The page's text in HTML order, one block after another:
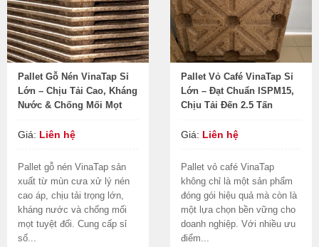
Pallet Gỗ Nén VinaTap Sỉ
Lớn – Chịu Tải Cao, Kháng
Nước & Chống Mối Mọt
Giá: Liên hệ
Pallet gỗ nén VinaTap sản
xuất từ mùn cưa xử lý nén
cao áp, chịu tải trọng lớn,
kháng nước và chống mối
mọt tuyệt đối. Cung cấp sỉ
số...
Pallet Vỏ Café VinaTap Sỉ
Lớn – Đạt Chuẩn ISPM15,
Chịu Tải Đến 2.5 Tấn
Giá: Liên hệ
Pallet vỏ café VinaTap
không chỉ là một sản phẩm
đóng gói hiệu quả mà còn là
một lựa chọn bền vững cho
doanh nghiệp. Với nhiều ưu
điểm...